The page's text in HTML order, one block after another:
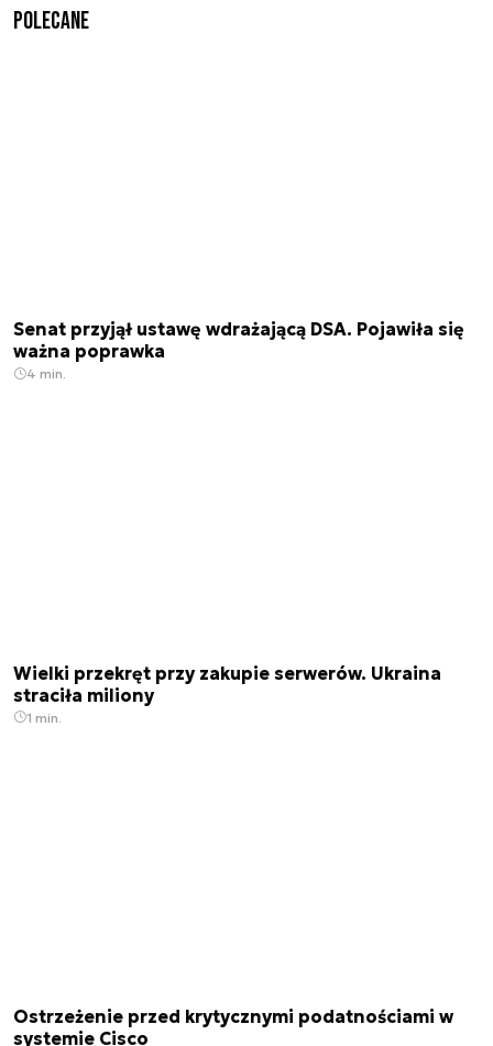
Polecane
Senat przyjął ustawę wdrażającą DSA. Pojawiła się
ważna poprawka
4 min.
Wielki przekręt przy zakupie serwerów. Ukraina
straciła miliony
1 min.
Ostrzeżenie przed krytycznymi podatnościami w
systemie Cisco